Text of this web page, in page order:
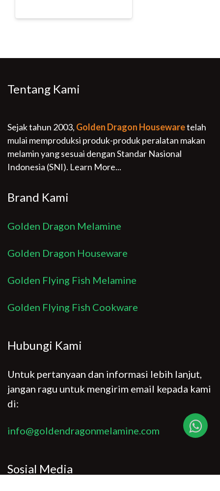
Tentang Kami
Sejak tahun 2003, Golden Dragon Housewaretelah
mulai memproduksi produk-produk peralatan makan
melamin yang sesuai dengan Standar Nasional
Indonesia (SNI). Learn More...
Brand Kami
Golden Dragon Melamine
Golden Dragon Houseware
Golden Flying Fish Melamine
Golden Flying Fish Cookware
Hubungi Kami
Untuk pertanyaan dan informasi lebih lanjut,
jangan ragu untuk mengirim email kepada kami
di:
info@goldendragonmelamine.com
Sosial Media